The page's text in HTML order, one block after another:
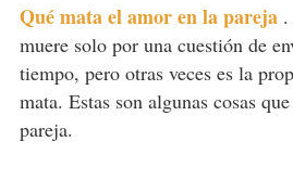
Qué mata el amor en la pareja .
muere solo por una cuestión de
tiempo, pero otras veces es la
mata. Estas son algunas cosas
pareja.